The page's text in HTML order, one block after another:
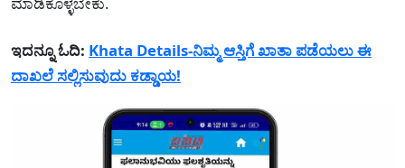
ಇದನ್ನೂ ಓದಿ: Khata Details-ನಿಮ್ಮ ಆಸ್ತಿಗೆ ಖಾತಾ ಪಡೆಯಲು ಈ
ದಾಖಲೆ ಸಲ್ಲಿಸುವುದು ಕಡ್ಡಾಯ!